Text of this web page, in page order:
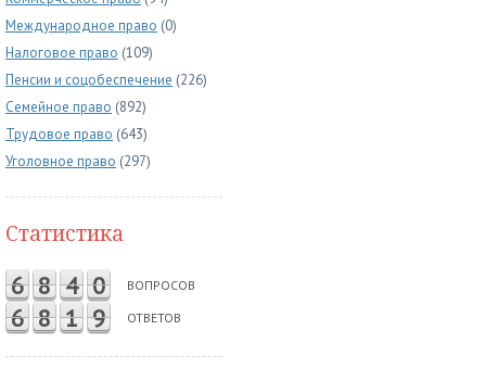
Международное право (0)
Налоговое право (109)
Пенсии и соцобеспечение (226)
Семейное право (892)
Трудовое право (643)
Уголовное право (297)
Статистика
6 8 4 0 ВОПРОСОВ
6 8 1 9 ОТВЕТОВ